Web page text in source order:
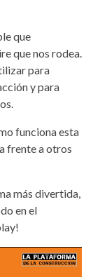
que
que nos rodea.
para
y para
funciona esta
frente a otros
más divertida,
en el